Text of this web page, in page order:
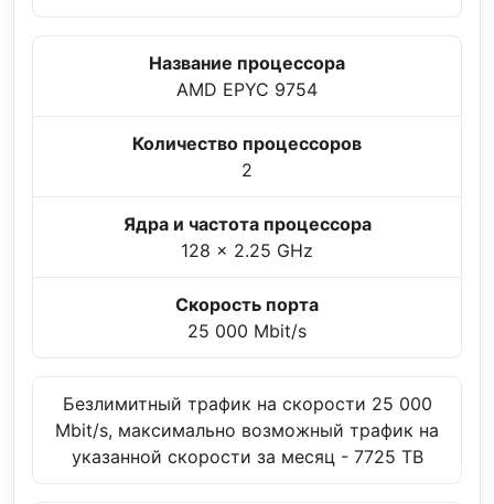
Название процессора
AMD EPYC 9754
Количество процессоров
2
Ядра и частота процессора
128 x 2.25 GHz
Скорость порта
25 000 Mbit/s
Безлимитный трафик на скорости 25 000
Mbit/s, максимально возможный трафик на
указанной скорости за месяц - 7725 TB